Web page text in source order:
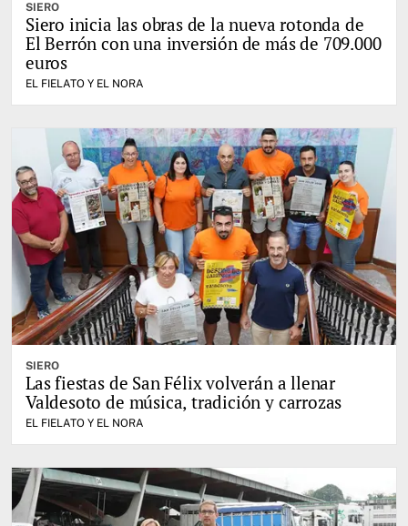
SIERO
Siero inicia las obras de la nueva rotonda de
El Berrón con una inversión de más de 709.000
euros
EL FIELATO Y EL NORA
SIERO
Las fiestas de San Félix volverán a llenar
Valdesoto de música, tradición y carrozas
EL FIELATO Y EL NORA